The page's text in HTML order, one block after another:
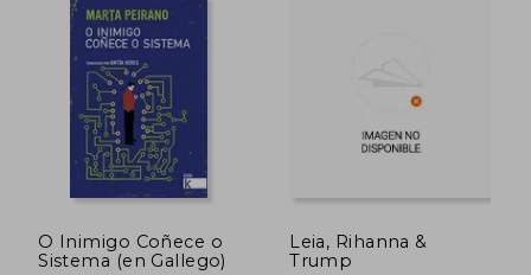
40%
dcto.
O Inimigo Coñece o
Sistema (en Gallego)
Leia, Rihanna &
Trump